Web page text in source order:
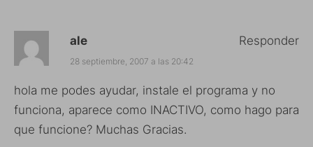
ale
28 septiembre, 2007 a las 20:42
hola me podes ayudar, instale el programa y no
funciona, aparece como INACTIVO, como hago para
que funcione? Muchas Gracias.
Responder